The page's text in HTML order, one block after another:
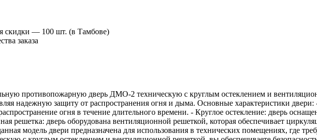
скидки — 100 шт. (в Тамбове)
заказа
противопожарную дверь ДМО-2 техническую с круглым остеклением и
надежную защиту от распространения огня и дыма. Основные характеристики
огня в течение длительного времени. - Круглое остекление: дверь
решетка: дверь оборудована вентиляционной решеткой, которая обеспечивает
модель двери предназначена для использования в технических помещениях, где